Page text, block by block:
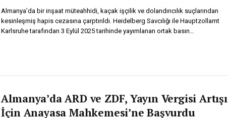
Almanya’da bir inşaat müteahhidi, kaçak işçilik ve dolandırıcılık suçlarından
kesinleşmiş hapis cezasına çarptırıldı. Heidelberg Savcılığı ile Hauptzollamt
Karlsruhe tarafından 3 Eylül 2025 tarihinde yayımlanan ortak basın…
Almanya’da ARD ve ZDF, Yayın Vergisi Artışı
İçin Anayasa Mahkemesi’ne Başvurdu